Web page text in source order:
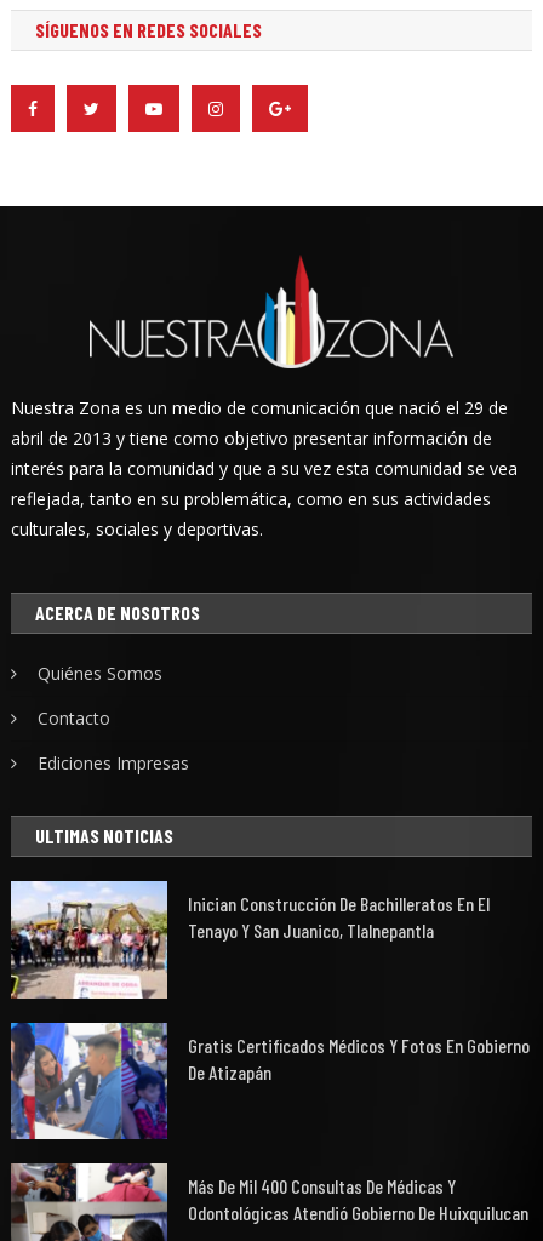
SÍGUENOS EN REDES SOCIALES
Nuestra Zona es un medio de comunicación que nació el 29 de
abril de 2013 y tiene como objetivo presentar información de
interés para la comunidad y que a su vez esta comunidad se vea
reflejada, tanto en su problemática, como en sus actividades
culturales, sociales y deportivas.
ACERCA DE NOSOTROS
Quiénes Somos
Contacto
Ediciones Impresas
ULTIMAS NOTICIAS
Inician Construcción De Bachilleratos En El
Tenayo Y San Juanico, Tlalnepantla
Gratis Certificados Médicos Y Fotos En Gobierno
De Atizapán
Más De Mil 400 Consultas De Médicas Y
Odontológicas Atendió Gobierno De Huixquilucan